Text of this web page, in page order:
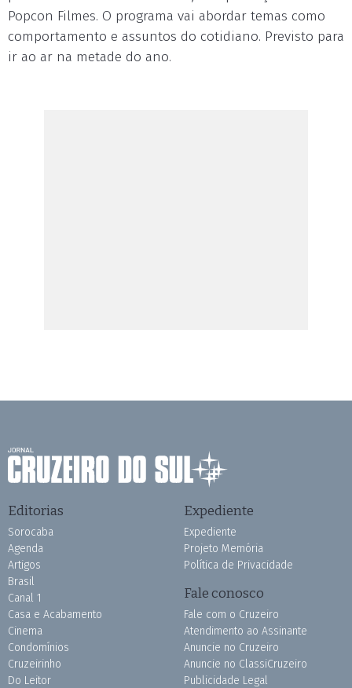
Popcon Filmes. O programa vai abordar temas como
comportamento e assuntos do cotidiano. Previsto para
ir ao ar na metade do ano.
Editorias
Sorocaba
Agenda
Artigos
Brasil
Canal 1
Casa e Acabamento
Cinema
Condomínios
Cruzeirinho
Do Leitor
Expediente
Expediente
Projeto Memória
Política de Privacidade
Fale conosco
Fale com o Cruzeiro
Atendimento ao Assinante
Anuncie no Cruzeiro
Anuncie no ClassiCruzeiro
Publicidade Legal